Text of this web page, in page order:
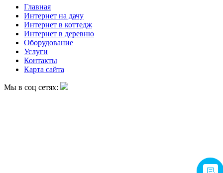
Главная
Интернет на дачу
Интернет в коттедж
Интернет в деревню
Оборудование
Услуги
Контакты
Карта сайта
Мы в соц сетях: